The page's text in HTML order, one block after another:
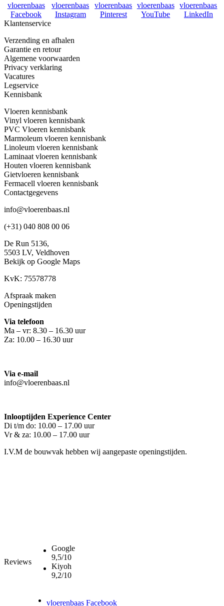
vloerenbaas
Facebook
vloerenbaas
Instagram
vloerenbaas
Pinterest
vloerenbaas
YouTube
vloerenbaas
LinkedIn
Klantenservice
Verzending en afhalen
Garantie en retour
Algemene voorwaarden
Privacy verklaring
Vacatures
Legservice
Kennisbank
Vloeren kennisbank
Vinyl vloeren kennisbank
PVC Vloeren kennisbank
Marmoleum vloeren kennisbank
Linoleum vloeren kennisbank
Laminaat vloeren kennisbank
Houten vloeren kennisbank
Gietvloeren kennisbank
Fermacell vloeren kennisbank
Contactgegevens
info@vloerenbaas.nl
(+31) 040 808 00 06
De Run 5136,
5503 LV, Veldhoven
Bekijk op Google Maps
KvK: 75578778
Afspraak maken
Openingstijden
Via telefoon
Ma – vr: 8.30 – 16.30 uur
Za: 10.00 – 16.30 uur
Via e-mail
info@vloerenbaas.nl
Inlooptijden Experience Center
Di t/m do: 10.00 – 17.00 uur
Vr & za: 10.00 – 17.00 uur
I.V.M de bouwvak hebben wij aangepaste openingstijden.
Reviews
Google
9,5/10
Kiyoh
9,2/10
vloerenbaas Facebook